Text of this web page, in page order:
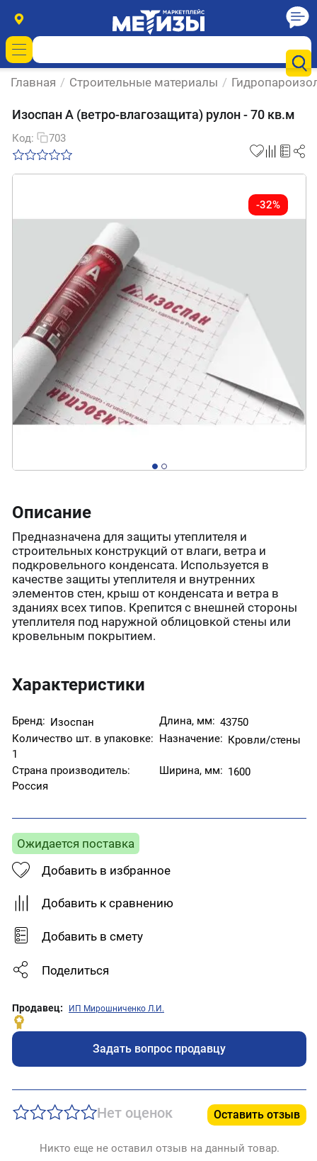
Главная / Строительные материалы /
Изоспан A (ветро-влагозащита) рулон - 70 кв.м
Код: 703
-32%
Описание
Предназначена для защиты утеплителя и
строительных конструкций от влаги, ветра и
подкровельного конденсата. Используется в
качестве защиты утеплителя и внутренних
элементов стен, крыш от конденсата и ветра в
зданиях всех типов. Крепится с внешней стороны
утеплителя под наружной облицовкой стены или
кровельным покрытием.
Характеристики
Бренд: Изоспан Длина, мм: 43750
Количество шт. в упаковке:
1
Назначение: Кровли/стены
Страна производитель:
Россия
Ширина, мм: 1600
Ожидается поставка
Добавить в избранное
Добавить к сравнению
Добавить в смету
Поделиться
Продавец: ИП Мирошниченко Л.И.
Задать вопрос продавцу
Нет оценок Оставить отзыв
Никто еще не оставил отзыв на данный товар.